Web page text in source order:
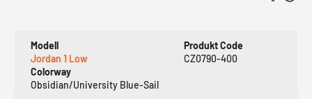
Modell
Jordan 1 Low
Produkt Code
CZ0790-400
Colorway
Obsidian/University Blue-Sail